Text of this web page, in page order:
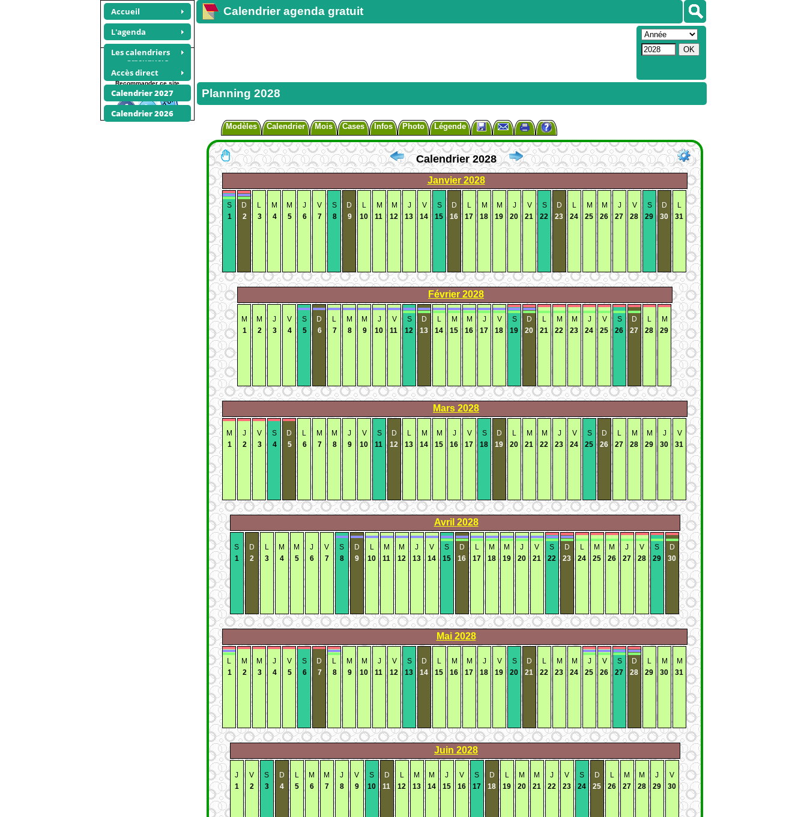
Accueil
L'agenda
Les calendriers
Accès direct
Calendrier 2027
Calendrier 2026
Calendrier agenda gratuit
Planning 2028
Modèles Calendrier Mois Cases Infos Photo Légende
Calendrier 2028
Janvier 2028
S
1
D
2
L
3
M
4
M
5
J
6
V
7
S
8
D
9
L
10
M
11
M
12
J
13
V
14
S
15
D
16
L
17
M
18
M
19
J
20
V
21
S
22
D
23
L
24
M
25
M
26
J
27
V
28
S
29
D
30
L
31
Février 2028
M
1
M
2
J
3
V
4
S
5
D
6
L
7
M
8
M
9
J
10
V
11
S
12
D
13
L
14
M
15
M
16
J
17
V
18
S
19
D
20
L
21
M
22
M
23
J
24
V
25
S
26
D
27
L
28
M
29
Mars 2028
M
1
J
2
V
3
S
4
D
5
L
6
M
7
M
8
J
9
V
10
S
11
D
12
L
13
M
14
M
15
J
16
V
17
S
18
D
19
L
20
M
21
M
22
J
23
V
24
S
25
D
26
L
27
M
28
M
29
J
30
V
31
Avril 2028
S
1
D
2
L
3
M
4
M
5
J
6
V
7
S
8
D
9
L
10
M
11
M
12
J
13
V
14
S
15
D
16
L
17
M
18
M
19
J
20
V
21
S
22
D
23
L
24
M
25
M
26
J
27
V
28
S
29
D
30
Mai 2028
L
1
M
2
M
3
J
4
V
5
S
6
D
7
L
8
M
9
M
10
J
11
V
12
S
13
D
14
L
15
M
16
M
17
J
18
V
19
S
20
D
21
L
22
M
23
M
24
J
25
V
26
S
27
D
28
L
29
M
30
M
31
Juin 2028
J
1
V
2
S
3
D
4
L
5
M
6
M
7
J
8
V
9
S
10
D
11
L
12
M
13
M
14
J
15
V
16
S
17
D
18
L
19
M
20
M
21
J
22
V
23
S
24
D
25
L
26
M
27
M
28
J
29
V
30
Calendriers
annuels 2028
Recommander ce site